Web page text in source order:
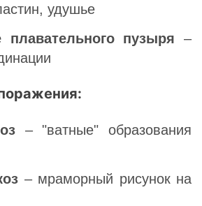
удушье
плавательного пузыря –
– "ватные" образования
– мраморный рисунок на